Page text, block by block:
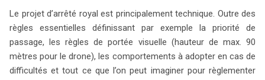
Le projet d’arrêté royal est principalement technique. Outre des
règles essentielles définissant par exemple la priorité de
passage, les règles de portée visuelle (hauteur de max. 90
mètres pour le drone), les comportements à adopter en cas de
difficultés et tout ce que l’on peut imaginer pour règlementer